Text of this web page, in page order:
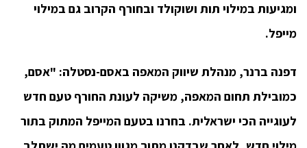
ומגיעות במילוי תות ושוקולד ובחורף הקרוב גם במילוי
מייפל.
דפנה ברנר, מנהלת שיווק המאפה באסם-נסטלה: "אסם,
כמובילת תחום המאפה, משיקה לעונת החורף טעם חדש
לעוגייה הכי ישראלית. בחרנו בטעם המייפל המתוק בתור